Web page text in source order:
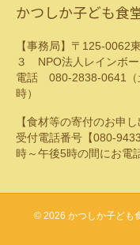
かつしか子ども食
【事務局】〒125-0062
３ NPO法人レインボー
電話 080-2838-0641（
時）
【食材等の寄付のお申し
受付電話番号【080-
時～午後5時の間にお電
© 2026 かつしか子ども